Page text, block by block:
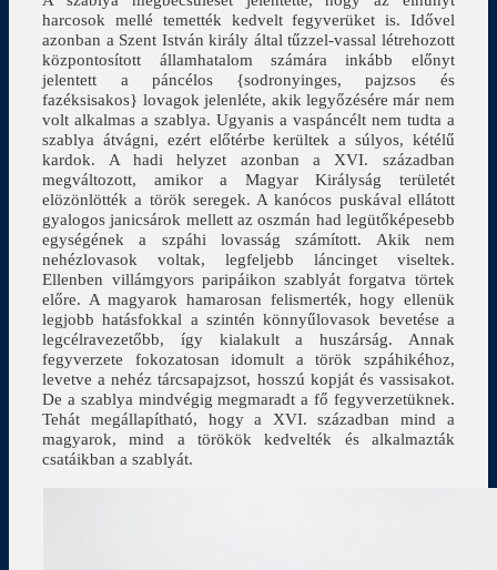
harcosok mellé temették kedvelt fegyverüket is. Idővel
azonban a Szent István király által tűzzel-vassal létrehozott
központosított államhatalom számára inkább előnyt
jelentett a páncélos {sodronyinges, pajzsos és
fazéksisakos} lovagok jelenléte, akik legyőzésére már nem
volt alkalmas a szablya. Ugyanis a vaspáncélt nem tudta a
szablya átvágni, ezért előtérbe kerültek a súlyos, kétélű
kardok. A hadi helyzet azonban a XVI. században
megváltozott, amikor a Magyar Királyság területét
elözönlötték a török seregek. A kanócos puskával ellátott
gyalogos janicsárok mellett az oszmán had legütőképesebb
egységének a szpáhi lovasság számított. Akik nem
nehézlovasok voltak, legfeljebb láncinget viseltek.
Ellenben villámgyors paripáikon szablyát forgatva törtek
előre. A magyarok hamarosan felismerték, hogy ellenük
legjobb hatásfokkal a szintén könnyűlovasok bevetése a
legcélravezetőbb, így kialakult a huszárság. Annak
fegyverzete fokozatosan idomult a török szpáhikéhoz,
levetve a nehéz tárcsapajzsot, hosszú kopját és vassisakot.
De a szablya mindvégig megmaradt a fő fegyverzetüknek.
Tehát megállapítható, hogy a XVI. században mind a
magyarok, mind a törökök kedvelték és alkalmazták
csatáikban a szablyát.